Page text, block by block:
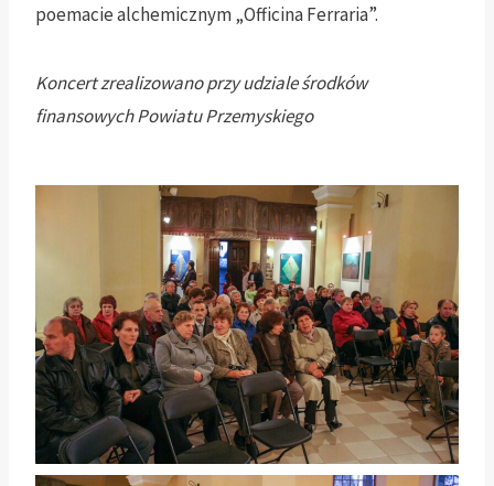
poemacie alchemicznym „Officina Ferraria”.
Koncert zrealizowano przy udziale środków
finansowych Powiatu Przemyskiego